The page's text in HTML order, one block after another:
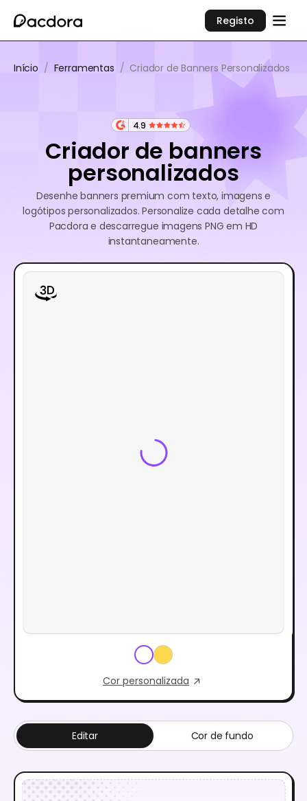
Registo
Início / Ferramentas / Criador de Banners Personalizados
4.9
Criador de banners
personalizados
Desenhe banners premium com texto, imagens e
logótipos personalizados. Personalize cada detalhe com
Pacdora e descarregue imagens PNG em HD
instantaneamente.
Cor personalizada
Editar Cor de fundo